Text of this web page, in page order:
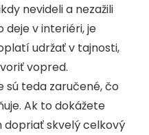
nevideli a nezažili
deje v interiéri, je
udržať v tajnosti,
vopred.
sú teda zaručené, čo
Ak to dokážete
dopriať skvelý celkový